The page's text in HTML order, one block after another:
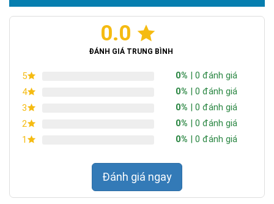
được thời tiết khắc nghiệt. Tuổi thọ lên đến > 15 năm.
Trang bị chip led 5054 cao cấp, LED hiệu suất cao, cho độ sáng
Chứng nhận ISO 9001:2015
0.0
ĐÁNH GIÁ TRUNG BÌNH
5 0% | 0 đánh giá
4
0% | 0 đánh giá
3
0% | 0 đánh giá
2
0% | 0 đánh giá
1
0% | 0 đánh giá
Đánh giá ngay